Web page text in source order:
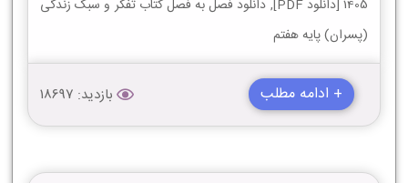
1405 [دانلود PDF], دانلود فصل به فصل کتاب تفکر و سبک زندگی
(پسران) پایه هفتم
+ ادامه مطلب بازدید: 18697